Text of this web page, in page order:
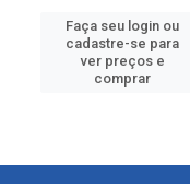
Faça seu login ou
cadastre-se para
ver preços e
comprar